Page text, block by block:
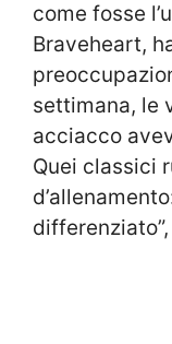
come fosse
Braveheart,
settimana, le
acciacco
Quei classici